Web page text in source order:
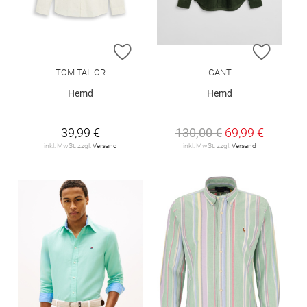
ZUR WUNSCHLISTE HINZUFÜGEN
TOM TAILOR
Hemd
39,99 €
inkl. MwSt. zzgl. Versand
ZUR
GANT
Hemd
130,00 € 69,99 €
inkl. MwSt. zzgl. Versand